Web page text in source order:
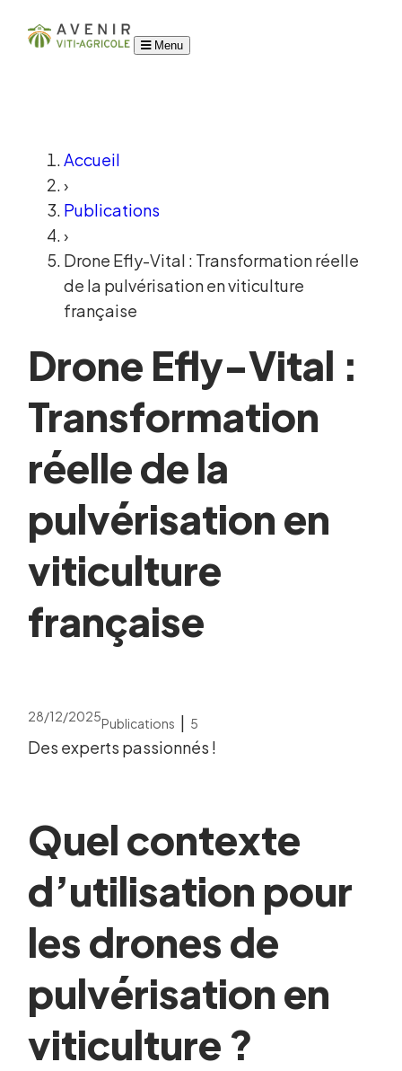
Menu
Accueil
›
Publications
›
Drone Efly-Vital : Transformation réelle
de la pulvérisation en viticulture
française
Drone Efly-Vital :
Transformation
réelle de la
pulvérisation en
viticulture
française
28/12/2025Publications | 5
Des experts passionnés !
Quel contexte
d’utilisation pour
les drones de
pulvérisation en
viticulture ?